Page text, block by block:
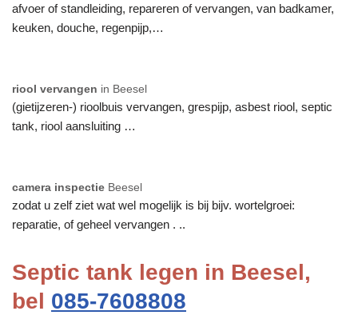
afvoer of standleiding, repareren of vervangen, van badkamer,
keuken, douche, regenpijp,…
riool vervangen in Beesel
(gietijzeren-) rioolbuis vervangen, grespijp, asbest riool, septic
tank, riool aansluiting …
camera inspectie Beesel
zodat u zelf ziet wat wel mogelijk is bij bijv. wortelgroei:
reparatie, of geheel vervangen . ..
Septic tank legen in Beesel,
bel 085-7608808